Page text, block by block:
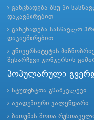
განცხადება ბსუ-ში
დაკავშირებით
განცხადება სასწავლო
დაკავშირებით
უნივერსიტეტის
შესარჩევი კონკურსის
პოპულარული
სტუდენტთა გზამკვლევი
აკადემიური კალენდარი
ბათუმის შოთა